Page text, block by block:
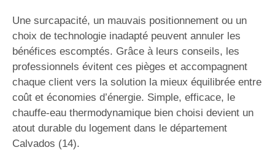
Une surcapacité, un mauvais positionnement ou un
choix de technologie inadapté peuvent annuler les
bénéfices escomptés. Grâce à leurs conseils, les
professionnels évitent ces pièges et accompagnent
chaque client vers la solution la mieux équilibrée entre
coût et économies d’énergie. Simple, efficace, le
chauffe-eau thermodynamique bien choisi devient un
atout durable du logement dans le département
Calvados (14).